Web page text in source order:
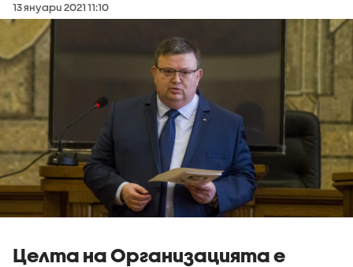
13 януари 2021 11:10
Целта на Организацията е